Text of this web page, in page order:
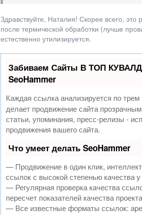
Здравствуйте, Наталия! Скорее всего,
после термической обработки (лучше
естественно утилизируется.
Забиваем Сайты В ТОП
SeoHammer
Каждая ссылка анализируется по
делает продвижение сайта
статьи, упоминания, пресс-релизы -
продвижения вашего сайта.
Что умеет делать SeoHammer
— Продвижение в один клик,
ссылок с высокой степенью качества
— Регулярная проверка качества
пересчет показателей качества
— Все известные форматы ссылок: